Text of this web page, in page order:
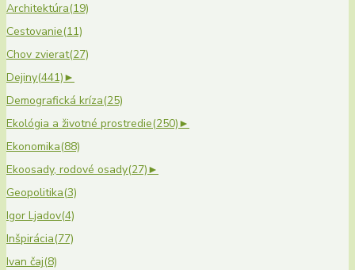
Architektúra(19)
Cestovanie(11)
Chov zvierat(27)
Dejiny(441)►
Demografická kríza(25)
Ekológia a životné prostredie(250)►
Ekonomika(88)
Ekoosady, rodové osady(27)►
Geopolitika(3)
Igor Ljadov(4)
Inšpirácia(77)
Ivan čaj(8)